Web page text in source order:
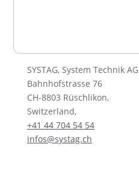
SYSTAG, System Technik AG
Bahnhofstrasse 76
CH-8803 Rüschlikon,
Switzerland,
+41 44 704 54 54
infos@systag.ch